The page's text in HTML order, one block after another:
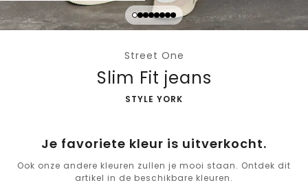
Street One
Slim Fit jeans
-
STYLE YORK
Je favoriete kleur is uitverkocht.
Ook onze andere kleuren zullen je mooi staan. Ontdek dit
artikel in de beschikbare kleuren.